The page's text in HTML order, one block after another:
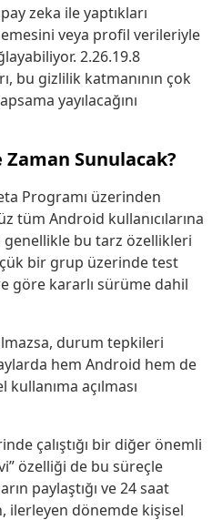
zeka ile yaptıkları
veya profil verileriyle
2.26.19.8
bu gizlilik katmanının çok
yayılacağını
Zaman Sunulacak?
Programı üzerinden
tüm Android kullanıcılarına
genellikle bu tarz özellikleri
bir grup üzerinde test
göre kararlı sürüme dahil
durum tepkileri
hem Android hem de
kullanıma açılması
çalıştığı bir diğer önemli
özelliği de bu süreçle
paylaştığı ve 24 saat
ilerleyen dönemde kişisel